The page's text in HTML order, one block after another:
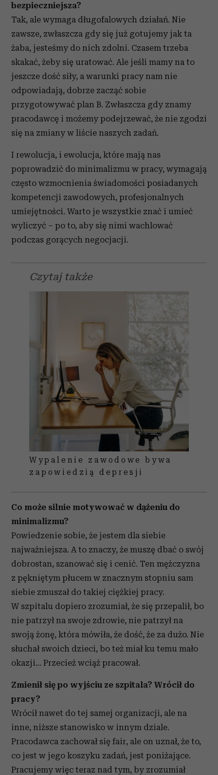
bezpieczniejsza?
Tak, ale wymaga długofalowych działań. Nie
zawsze, zwłaszcza gdy się już gotujemy jak ta
żaba, jesteśmy do nich zdolni. Czasem trzeba
skakać, żeby się uratować. Ale jeśli mamy na to
jeszcze dość siły, a warunki pracy nam nie
odpowiadają, dobrze zacząć sobie
przygotowywać plan B. Zwłaszcza gdy znamy
pracodawcę i możemy podejrzewać, że nie zgodzi
się na zmiany w liście naszych zadań.
I rewolucja, i ewolucja, które mają nas
poprowadzić do minimalizmu w pracy, wymagają
często wzmocnienia świadomości posiadanych
kompetencji zawodowych, profesjonalnych
umiejętności. Warto je wszystkie znać i umieć
wyliczyć – po to, aby się nimi wachlować
podczas gorących negocjacji.
Czytaj także
Wypalenie zawodowe bywa
zapowiedzią depresji
Co może silnie motywować w dążeniu do
minimalizmu?
Powiedzenie sobie, że jestem dla siebie
najważniejsza. A to znaczy, że muszę dbać o swój
dobrostan, szanować się i cenić. Ten mężczyzna
z pękniętym płucem w znacznym stopniu sam
siebie zmuszał do takiej ciężkiej pracy.
W szpitalu dopiero zrozumiał, że się przepalił, bo
nie patrzył na swoje zdrowie, nie patrzył na
swoją żonę, która mówiła, że dość, że za dużo. Nie
słuchał swoich dzieci, bo też miał ku temu mało
okazji... Przecież wciąż pracował.
Zmienił się po wyjściu ze szpitala? Wrócił do
pracy?
Wrócił nawet do tej samej organizacji, ale na
inne, niższe stanowisko w innym dziale.
Pracodawca zachował się fair, ale on uznał, że to,
co jest w jego koszyku zadań, jest poniżające.
Pracujemy więc teraz nad tym, by zrozumiał